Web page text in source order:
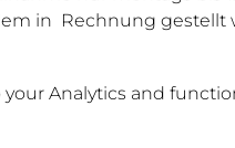
in  Rechnung
Analytics and